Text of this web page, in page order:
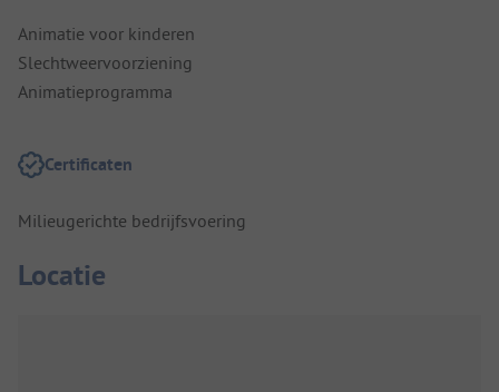
Animatie voor kinderen
Slechtweervoorziening
Animatieprogramma
Certificaten
Milieugerichte bedrijfsvoering
Locatie